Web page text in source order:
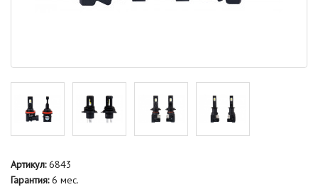
Артикул:6843
Гарантия:6 мес.